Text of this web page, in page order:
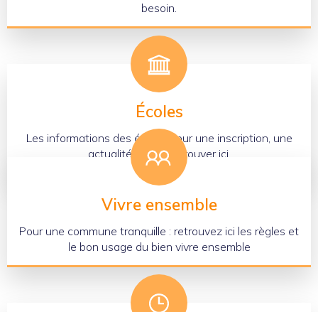
besoin.
Écoles
Les informations des écoles pour une inscription, une
actualité sont à retrouver ici.
Vivre ensemble
Pour une commune tranquille : retrouvez ici les règles et
le bon usage du bien vivre ensemble